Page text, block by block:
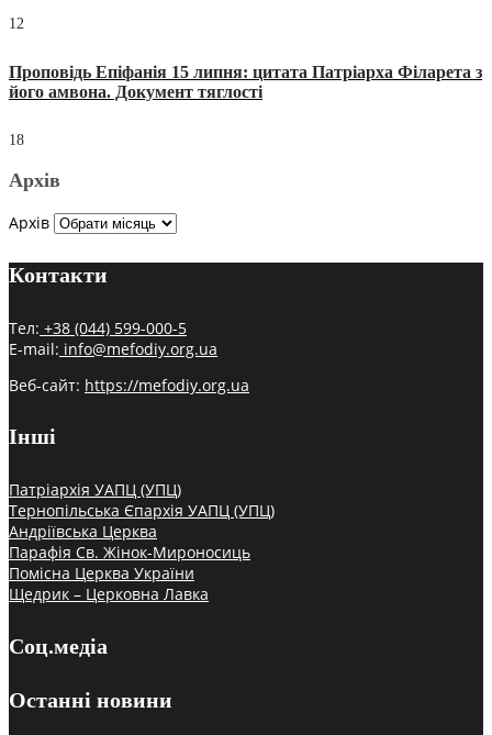
12
Проповідь Епіфанія 15 липня: цитата Патріарха Філарета з
його амвона. Документ тяглості
18
Архів
Архів
Контакти
Тел: +38 (044) 599-000-5
E-mail: info@mefodiy.org.ua
Веб-сайт: https://mefodiy.org.ua
Інші
Патріархія УАПЦ (УПЦ)
Тернопільська Єпархія УАПЦ (УПЦ)
Андріївська Церква
Парафія Св. Жінок-Мироносиць
Помісна Церква України
Щедрик – Церковна Лавка
Соц.медіа
Останні новини